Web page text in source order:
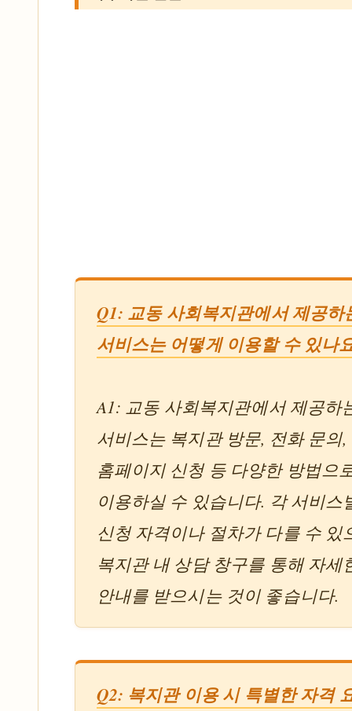
Q1: 교동 사회복지관에서 제공하
서비스는 어떻게 이용할 수 있나
A1: 교동 사회복지관에서 제공하
서비스는 복지관 방문, 전화 문의,
홈페이지 신청 등 다양한 방법으
이용하실 수 있습니다. 각 서비스
신청 자격이나 절차가 다를 수 있
복지관 내 상담 창구를 통해 자세
안내를 받으시는 것이 좋습니다.
Q2: 복지관 이용 시 특별한 자격